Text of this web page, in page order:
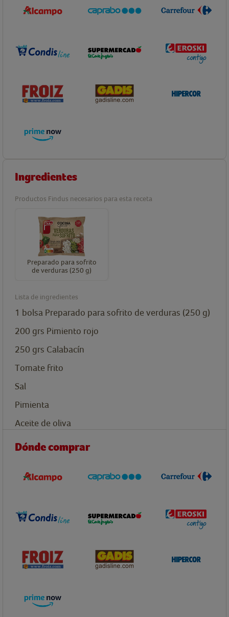
Ingredientes
Productos Findus necesarios para esta receta
Preparado para sofrito
de verduras (250 g)
Lista de ingredientes
1 bolsa Preparado para sofrito de verduras (250 g)
200 grs Pimiento rojo
250 grs Calabacín
Tomate frito
Sal
Pimienta
Aceite de oliva
Dónde comprar